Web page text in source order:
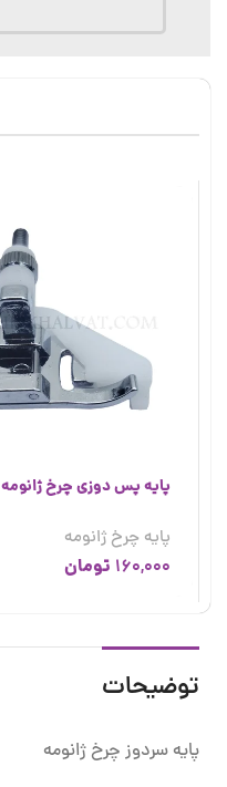
پایه پس دوزی چرخ ژانومه
پایه چرخ ژانومه
160,000 تومان
توضیحات
پایه سردوز چرخ ژانومه